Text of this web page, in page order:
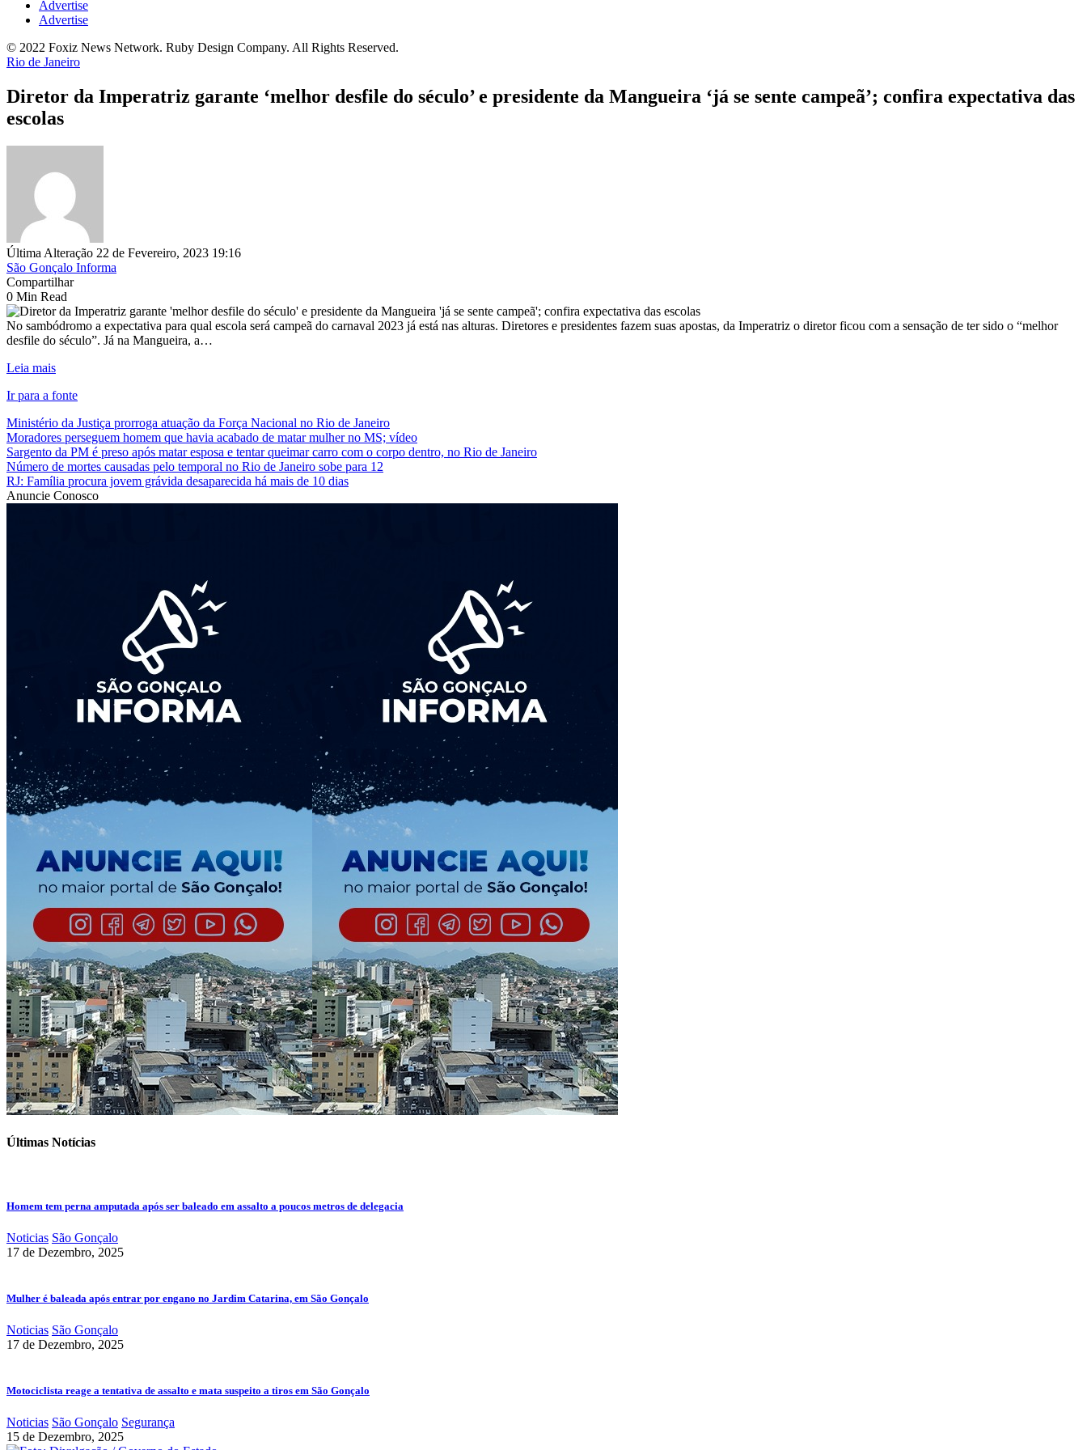
Advertise
Advertise
© 2022 Foxiz News Network. Ruby Design Company. All Rights Reserved.
Rio de Janeiro
Diretor da Imperatriz garante ‘melhor desfile do século’ e presidente da Mangueira ‘já se sente campeã’; confira expectativa das
escolas
Última Alteração 22 de Fevereiro, 2023 19:16
São Gonçalo Informa
Compartilhar
0 Min Read
No sambódromo a expectativa para qual escola será campeã do carnaval 2023 já está nas alturas. Diretores e presidentes fazem suas apostas, da Imperatriz o diretor ficou com a sensação de ter sido o “melhor
desfile do século”. Já na Mangueira, a…
Leia mais
Ir para a fonte
Ministério da Justiça prorroga atuação da Força Nacional no Rio de Janeiro
Moradores perseguem homem que havia acabado de matar mulher no MS; vídeo
Sargento da PM é preso após matar esposa e tentar queimar carro com o corpo dentro, no Rio de Janeiro
Número de mortes causadas pelo temporal no Rio de Janeiro sobe para 12
RJ: Família procura jovem grávida desaparecida há mais de 10 dias
Anuncie Conosco
Últimas Notícias
Homem tem perna amputada após ser baleado em assalto a poucos metros de delegacia
Noticias São Gonçalo
17 de Dezembro, 2025
Mulher é baleada após entrar por engano no Jardim Catarina, em São Gonçalo
Noticias São Gonçalo
17 de Dezembro, 2025
Motociclista reage a tentativa de assalto e mata suspeito a tiros em São Gonçalo
Noticias São Gonçalo Segurança
15 de Dezembro, 2025